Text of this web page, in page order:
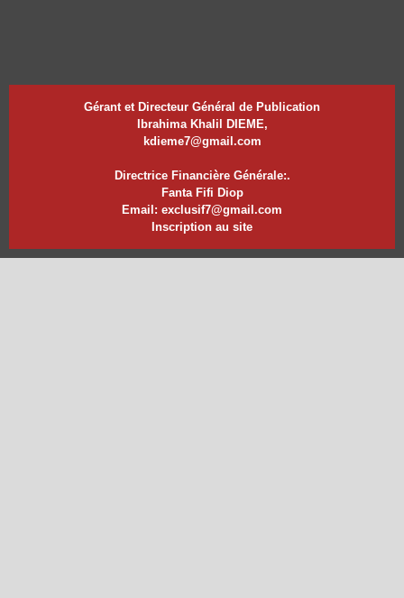
Gérant et Directeur Général de Publication
Ibrahima Khalil DIEME,
kdieme7@gmail.com
Directrice Financière Générale:.
Fanta Fifi Diop
Email: exclusif7@gmail.com
Inscription au site